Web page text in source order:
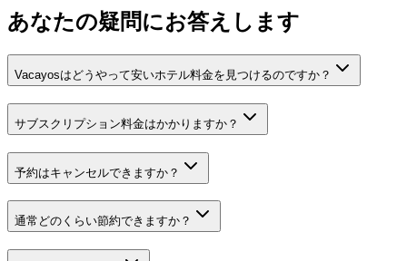
あなたの疑問にお答えします
Vacayosはどうやって安いホテル料金を見つけるのですか？
サブスクリプション料金はかかりますか？
予約はキャンセルできますか？
通常どのくらい節約できますか？